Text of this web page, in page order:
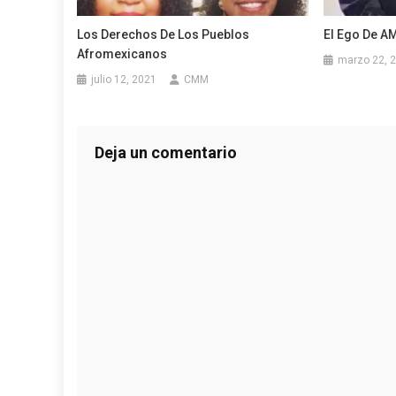
Los Derechos De Los Pueblos
Afromexicanos
julio 12, 2021 CMM
El Ego De
marzo 22,
Deja un comentario